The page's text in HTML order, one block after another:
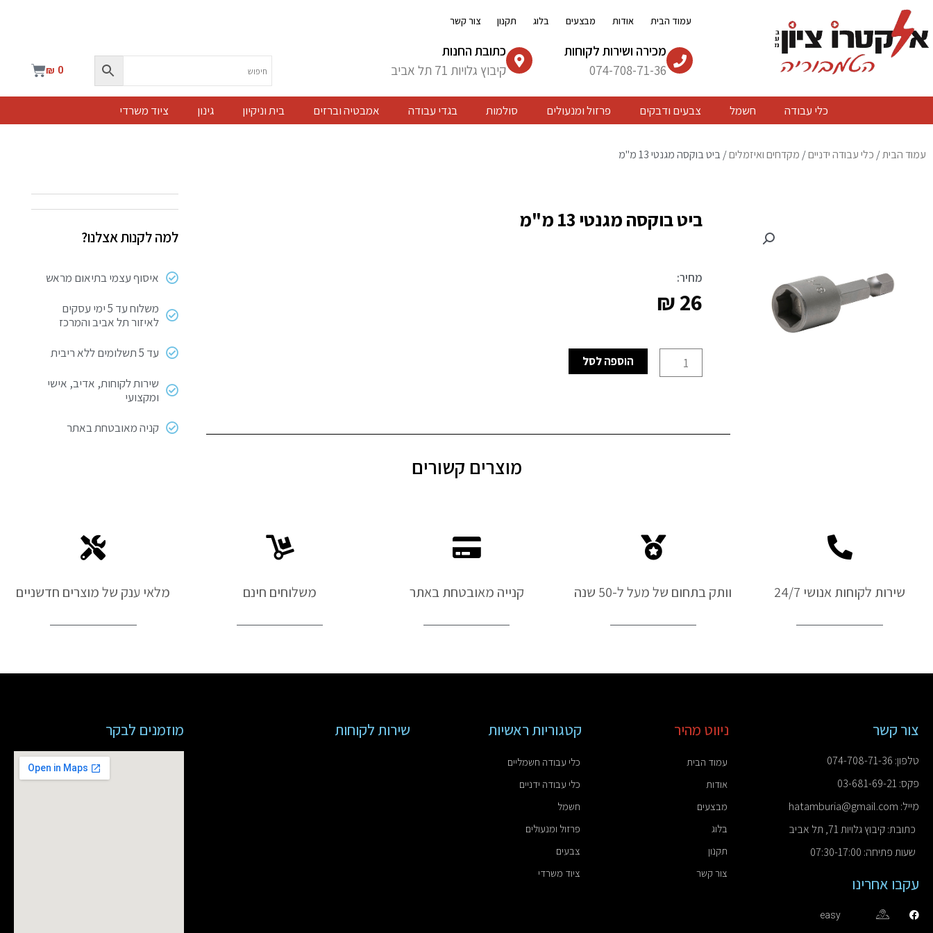
לתוכן
עמוד הבית אודות מבצעים בלוג תקנון צור קשר
מכירה ושירות לקוחות
074-708-71-36
כתובת החנות
קיבוץ גלויות 71 תל אביב
₪ 0
עגלת
כלי עבודה חשמל צבעים ודבקים פרזול ומנעולים סולמות בגדי עבודה אמבטיה וברזים בית וניקיון גינון ציוד משרדי
עמוד הבית/ כלי עבודה ידניים/ מקדחים ואיזמלים/ ביט בוקסה מגנטי 13 מ"מ
ביט בוקסה מגנטי 13 מ"מ
מחיר:
₪26
כמות
של
מגנטי
הוספה לסל
למה לקנות אצלנו?
איסוף עצמי בתיאום מראש
משלוח עד 5 ימי עסקים
לאיזור תל אביב והמרכז
עד 5 תשלומים ללא ריבית
שירות לקוחות, אדיב, אישי
ומקצועי
קניה מאובטחת באתר
מוצרים קשורים
שירות לקוחות אנושי 24/7 וותק בתחום של מעל ל-50 שנה קנייה מאובטחת באתר משלוחים חינם מלאי ענק של מוצרים חדשניים
צור קשר
טלפון: 074-708-71-36
פקס: 03-681-69-21
מייל: hatamburia@gmail.com
כתובת: קיבוץ גלויות 71, תל אביב
שעות פתיחה: 07:30-17:00
עקבו אחרינו
easy
ניווט מהיר
עמוד הבית
אודות
מבצעים
בלוג
תקנון
צור קשר
קטגוריות ראשיות
כלי עבודה חשמליים
כלי עבודה ידניים
חשמל
פרזול ומנעולים
צבעים
ציוד משרדי
שירות לקוחות מוזמנים לבקר